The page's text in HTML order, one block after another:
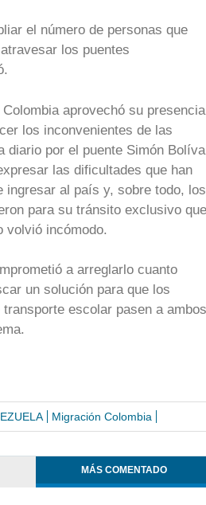
el número de personas que
los puentes
aprovechó su presencia
los inconvenientes de las
diario por el puente Simón
las dificultades que han
ingresar al país y, sobre todo, los
para su tránsito exclusivo que
volvió incómodo.
a arreglarlo cuanto
un solución para que los
escolar pasen a ambos
Migración Colombia
MÁS COMENTADO